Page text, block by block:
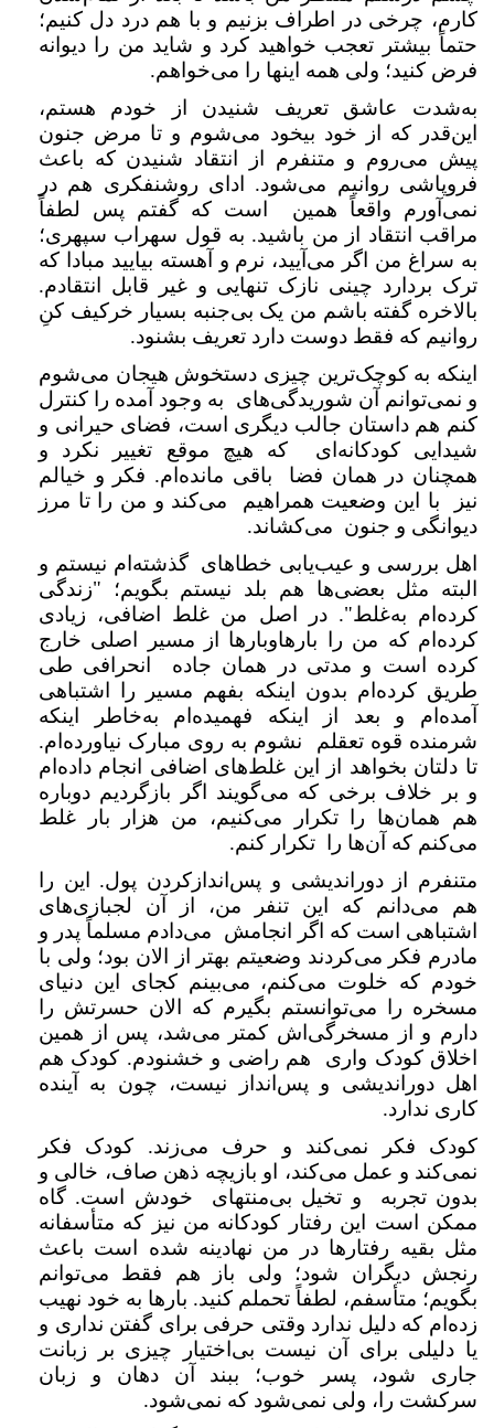
کارم، چرخی در اطراف بزنیم و با هم درد دل کنیم؛
حتماً بیشتر تعجب خواهید کرد و شاید من را دیوانه
فرض کنید؛ ولی همه اینها را می‌خواهم.
به‌شدت عاشق تعریف شنیدن از خودم هستم،
این‌قدر که از خود بیخود می‌شوم و تا مرض جنون
پیش می‌روم و متنفرم از انتقاد شنیدن که باعث
فروپاشی روانیم می‌شود. ادای روشنفکری هم در
نمی‌آورم واقعاً همین است که گفتم پس لطفاً
مراقب انتقاد از من باشید. به قول سهراب سپهری؛
به سراغ من اگر می‌آیید، نرم و آهسته بیایید مبادا که
ترک بردارد چینی نازک تنهایی و غیر قابل انتقادم.
بالاخره گفته باشم من یک بی‌جنبه بسیار خرکیف کنِ
روانیم که فقط دوست دارد تعریف بشنود.
اینکه به کوچک‌ترین چیزی دستخوش هیجان می‌شوم
و نمی‌توانم آن شوریدگی‌های به وجود آمده را کنترل
کنم هم داستان جالب دیگری است، فضای حیرانی و
شیدایی کودکانه‌ای که هیچ موقع تغییر نکرد و
همچنان در همان فضا باقی مانده‌ام. فکر و خیالم
نیز با این وضعیت همراهیم می‌کند و من را تا مرز
دیوانگی و جنون می‌کشاند.
اهل بررسی و عیب‌یابی خطاهای گذشته‌ام نیستم و
البته مثل بعضی‌ها هم بلد نیستم بگویم؛ "زندگی
کرده‌ام به‌غلط". در اصل من غلط اضافی، زیادی
کرده‌ام که من را بارهاوبارها از مسیر اصلی خارج
کرده است و مدتی در همان جاده انحرافی طی
طریق کرده‌ام بدون اینکه بفهم مسیر را اشتباهی
آمده‌ام و بعد از اینکه فهمیده‌ام به‌خاطر اینکه
شرمنده قوه تعقلم نشوم به روی مبارک نیاورده‌ام.
تا دلتان بخواهد از این غلط‌های اضافی انجام داده‌ام
و بر خلاف برخی که می‌گویند اگر بازگردیم دوباره
هم همان‌ها را تکرار می‌کنیم، من هزار بار غلط
می‌کنم که آن‌ها را تکرار کنم.
متنفرم از دوراندیشی و پس‌اندازکردن پول. این را
هم می‌دانم که این تنفر من، از آن لجبازی‌های
اشتباهی است که اگر انجامش می‌دادم مسلماً پدر و
مادرم فکر می‌کردند وضعیتم بهتر از الان بود؛ ولی با
خودم که خلوت می‌کنم، می‌بینم کجای این دنیای
مسخره را می‌توانستم بگیرم که الان حسرتش را
دارم و از مسخرگی‌اش کمتر می‌شد، پس از همین
اخلاق کودک واری هم راضی و خشنودم. کودک هم
اهل دوراندیشی و پس‌انداز نیست، چون به آینده
کاری ندارد.
کودک فکر نمی‌کند و حرف می‌زند. کودک فکر
نمی‌کند و عمل می‌کند، او بازیچه ذهن صاف، خالی و
بدون تجربه و تخیل بی‌منتهای خودش است. گاه
ممکن است این رفتار کودکانه من نیز که متأسفانه
مثل بقیه رفتارها در من نهادینه شده است باعث
رنجش دیگران شود؛ ولی باز هم فقط می‌توانم
بگویم؛ متأسفم، لطفاً تحملم کنید. بارها به خود نهیب
زده‌ام که دلیل ندارد وقتی حرفی برای گفتن نداری و
یا دلیلی برای آن نیست بی‌اختیار چیزی بر زبانت
جاری شود، پسر خوب؛ ببند آن دهان و زبان
سرکشت را، ولی نمی‌شود که نمی‌شود.